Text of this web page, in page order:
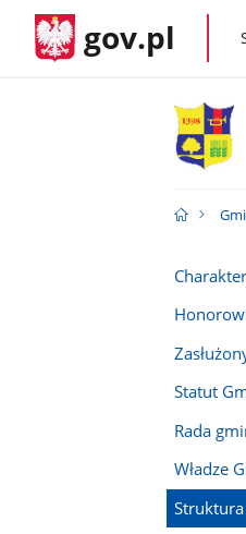
gov.pl
Statut
Rada
Władze